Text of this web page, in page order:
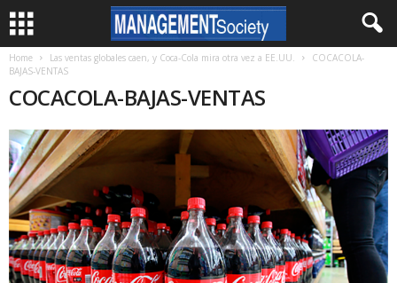
Home Las ventas globales caen, y Coca-Cola mira otra vez a EE.UU.
COCACOLA-
BAJAS-VENTAS
COCACOLA-BAJAS-VENTAS